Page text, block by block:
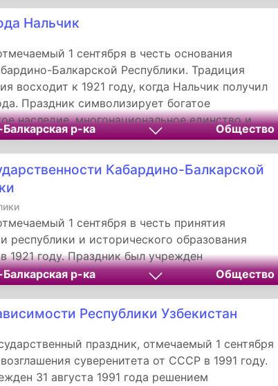
на современную ассоциацию 1 сентября с
исторически этот день напоминал о важности
наследия русского народа.
Нальчик
1 сентября в честь основания
Балкарской Республики. Традиция
восходит к 1921 году, когда Нальчик получил
Праздник символизирует богатое
наследие, многонациональное единство и
развитие Нальчика как курорта и культурного
Кавказа. Торжества подчеркивают
традиций и продолжения
роста, делая Нальчик символом
и процветания.
р-ка Общество
Кабардино-Балкарской
1 сентября в честь принятия
республики и исторического образования
1921 году. Праздник был учрежден
Парламента Кабардино-Балкарской
в 1997 году. Он символизирует единство
народа, его культурное наследие и
к развитию. Торжества подчеркивают
исторической памяти и продолжения
и культурного роста региона в составе
Федерации.
р-ка Общество
Республики Узбекистан
праздник, отмечаемый 1 сентября
суверенитета от СССР в 1991 году.
31 августа 1991 года решением